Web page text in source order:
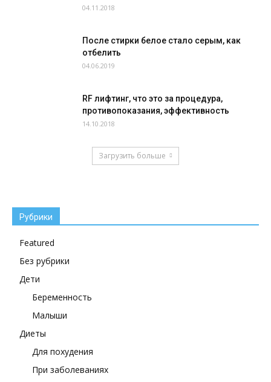
04.11.2018
После стирки белое стало серым, как
отбелить
04.06.2019
RF лифтинг, что это за процедура,
противопоказания, эффективность
14.10.2018
Загрузить больше
Рубрики
Featured
Без рубрики
Дети
Беременность
Малыши
Диеты
Для похудения
При заболеваниях